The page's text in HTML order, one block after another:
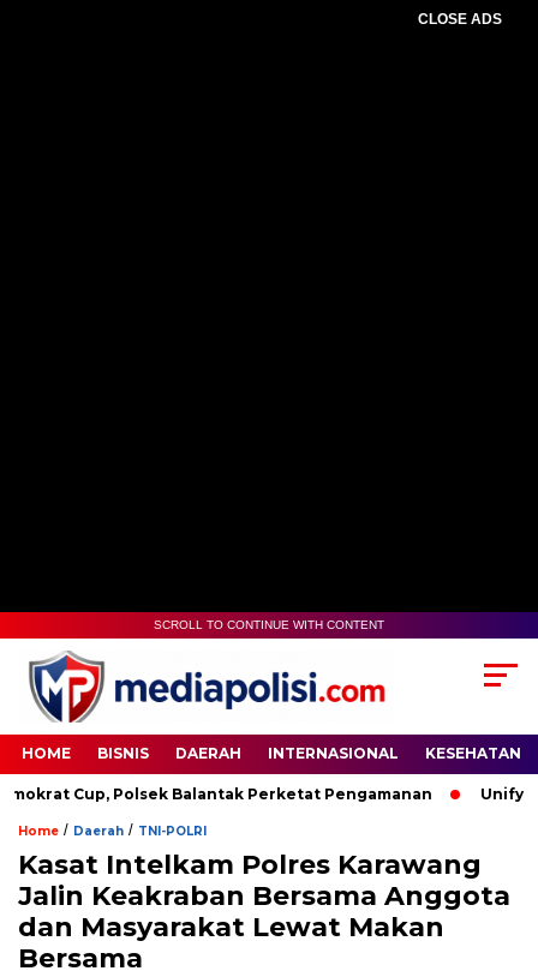
CLOSE ADS
SCROLL TO CONTINUE WITH CONTENT
HOME BISNIS DAERAH INTERNASIONAL KESEHATAN
Polsek Balantak Perketat Pengamanan Unifying the
Home / Daerah / TNI-POLRI
Kasat Intelkam Polres Karawang
Jalin Keakraban Bersama Anggota
dan Masyarakat Lewat Makan
Bersama